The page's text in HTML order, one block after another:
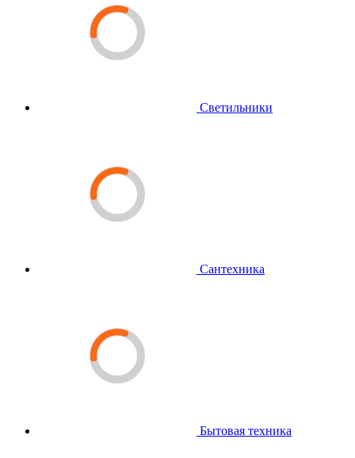
Светильники
Сантехника
Бытовая техника